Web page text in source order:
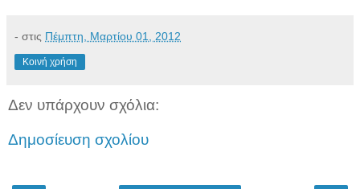
- στις Πέμπτη, Μαρτίου 01, 2012
Κοινή χρήση
Δεν υπάρχουν σχόλια:
Δημοσίευση σχολίου